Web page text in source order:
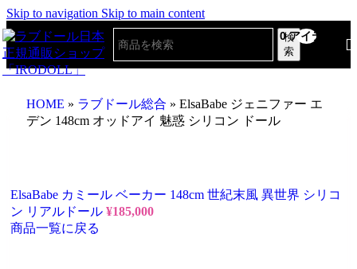
Skip to navigation Skip to main content
検
索
0アイテム
HOME » ラブドール総合 » ElsaBabe ジェニファー エ
デン 148cm オッドアイ 魅惑 シリコン ドール
ElsaBabe カミール ベーカー 148cm 世紀末風 異世界 シリコ
ン リアルドール ¥185,000
商品一覧に戻る